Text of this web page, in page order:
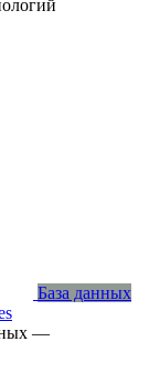
База данных
—